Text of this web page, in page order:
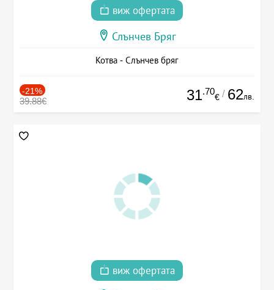
виж офертата
Слънчев Бряг
Котва - Слънчев бряг
-21%
39.88€ 31.70
€ / 62лв.
виж офертата